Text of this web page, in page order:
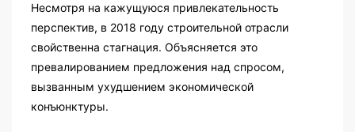
Несмотря на кажущуюся привлекательность
перспектив, в 2018 году строительной отрасли
свойственна стагнация. Объясняется это
превалированием предложения над спросом,
вызванным ухудшением экономической
конъюнктуры.